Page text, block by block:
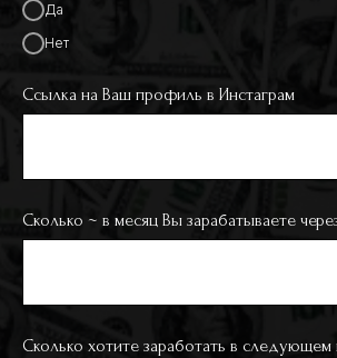
Да
Нет
Ссылка на Ваш профиль в Инстаграм
Сколько ~ в месяц Вы зарабатываете
Сколько хотите заработать в следующем